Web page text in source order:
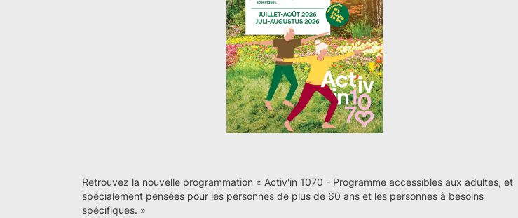
Retrouvez la nouvelle programmation « Activ'in 1070 - Programme accessibles aux adultes, et
spécialement pensées pour les personnes de plus de 60 ans et les personnes à besoins
spécifiques. »